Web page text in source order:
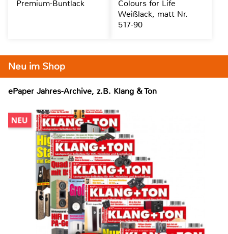
Neu im Shop
ePaper Jahres-Archive, z.B. Klang & Ton
Premium-Buntlack
Colours for Life
Weißlack, matt Nr.
517-90